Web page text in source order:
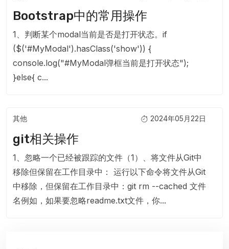
Bootstrap中的常用操作
1、判断某个modal当前是否是打开状态。if
($('#MyModal').hasClass('show')) {
console.log("#MyModal弹框当前是打开状态");
}else{ c...
其他 2024年05月22日
git相关操作
1、忽略一个已经被跟踪的文件（1）、将文件从Git中
移除但保留在工作目录中： 运行以下命令将文件从Git
中移除，但保留在工作目录中：git rm --cached 文件
名例如，如果要忽略readme.txt文件，你...